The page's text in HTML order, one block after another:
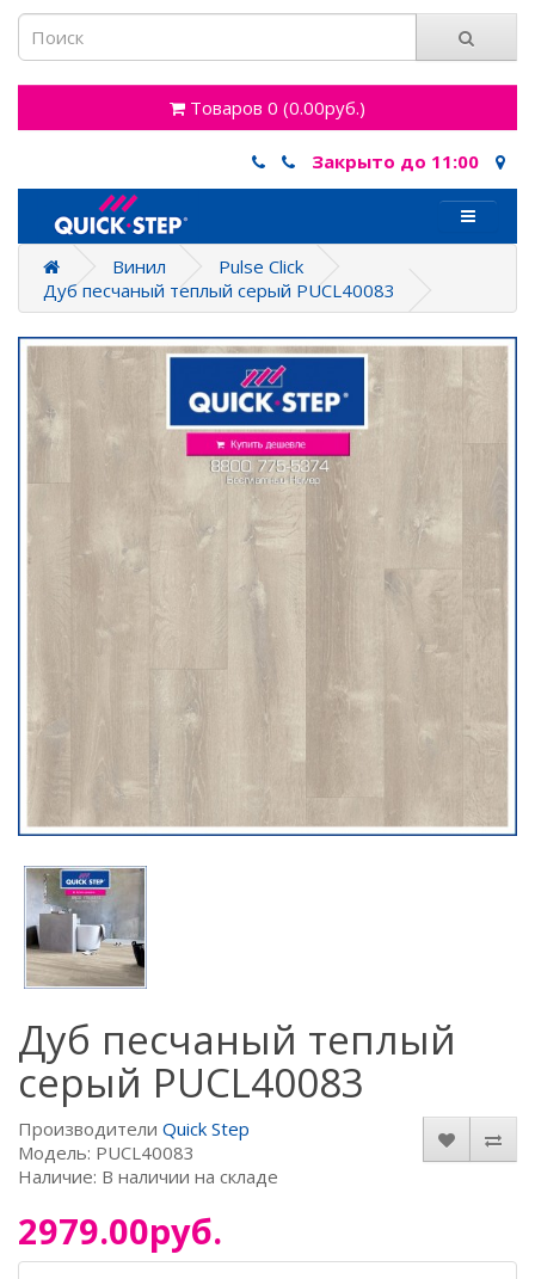
Товаров 0 (0.00руб.)
Закрыто до 11:00
Винил
Pulse Click
Дуб песчаный теплый серый PUCL40083
Дуб песчаный теплый
серый PUCL40083
Производители Quick Step
Модель: PUCL40083
Наличие: В наличии на складе
2979.00руб.